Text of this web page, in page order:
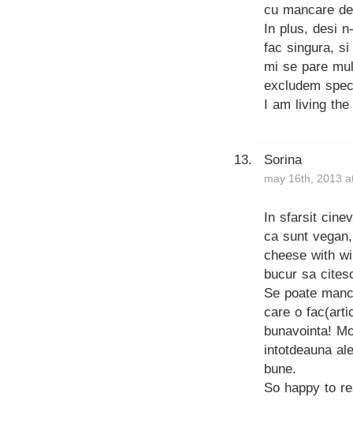
cu mancare
In plus, desi
fac singura,
mi se pare
excludem
I am living
Sorina
may 16th, 2013
In sfarsit
ca sunt
cheese with
bucur sa
Se poate
care o
bunavointa!
intotdeauna
bune.
So happy to